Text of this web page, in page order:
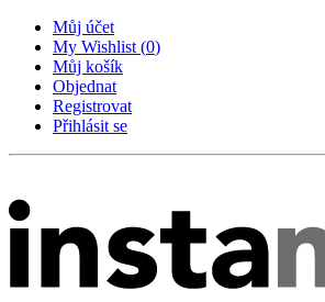
Můj účet
My Wishlist (0)
Můj košík
Objednat
Registrovat
Přihlásit se